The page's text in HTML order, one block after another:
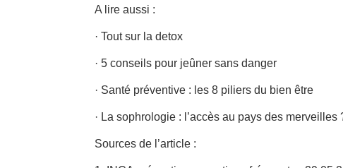
A lire aussi :
· Tout sur la detox
· 5 conseils pour jeûner sans danger
· Santé préventive : les 8 piliers du bien être
· La sophrologie : l’accès au pays des merveilles
Sources de l’article :